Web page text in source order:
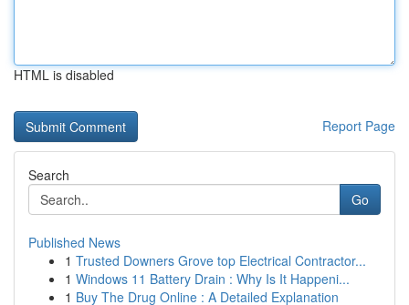
HTML is disabled
Report Page
Search
Go
Published News
1 Trusted Downers Grove top Electrical Contractor...
1 Windows 11 Battery Drain : Why Is It Happeni...
1 Buy The Drug Online : A Detailed Explanation